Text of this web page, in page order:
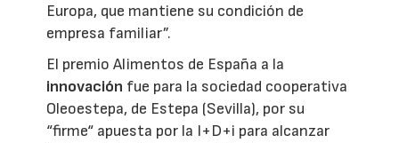
Europa, que mantiene su condición de
empresa familiar”.
El premio Alimentos de España a la
innovación fue para la sociedad cooperativa
Oleoestepa, de Estepa (Sevilla), por su
“firme“ apuesta por la I+D+i para alcanzar